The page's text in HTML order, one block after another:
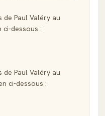
Paul Valéry au
ci-dessous :
Paul Valéry au
ci-dessous :